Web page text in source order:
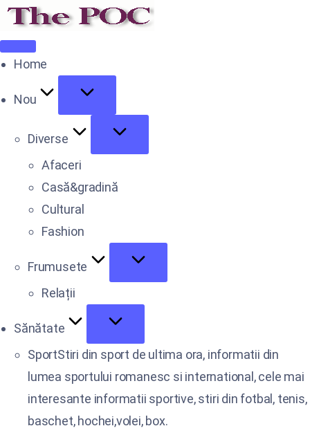
Home
Nou
Diverse
Afaceri
Casă&gradină
Cultural
Fashion
Frumusete
Relații
Sănătate
SportStiri din sport de ultima ora, informatii din
lumea sportului romanesc si international, cele mai
interesante informatii sportive, stiri din fotbal, tenis,
baschet, hochei,volei, box.